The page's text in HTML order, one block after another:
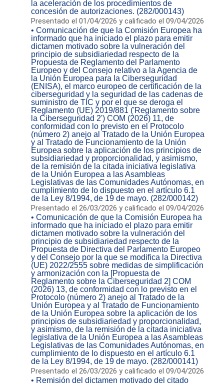
la aceleración de los procedimientos de
concesión de autorizaciones. (282/000143)
Presentado el 01/04/2026 y calificado el 09/04/2026
• Comunicación de que la Comisión Europea ha
informado que ha iniciado el plazo para emitir
dictamen motivado sobre la vulneración del
principio de subsidiariedad respecto de la
Propuesta de Reglamento del Parlamento
Europeo y del Consejo relativo a la Agencia de
la Unión Europea para la Ciberseguridad
(ENISA), el marco europeo de certificación de la
ciberseguridad y la seguridad de las cadenas de
suministro de TIC y por el que se deroga el
Reglamento (UE) 2019/881 ('Reglamento sobre
la Ciberseguridad 2') COM (2026) 11, de
conformidad con lo previsto en el Protocolo
(número 2) anejo al Tratado de la Unión Europea
y al Tratado de Funcionamiento de la Unión
Europea sobre la aplicación de los principios de
subsidiariedad y proporcionalidad, y asimismo,
de la remisión de la citada iniciativa legislativa
de la Unión Europea a las Asambleas
Legislativas de las Comunidades Autónomas, en
cumplimiento de lo dispuesto en el artículo 6.1
de la Ley 8/1994, de 19 de mayo. (282/000142)
Presentado el 26/03/2026 y calificado el 09/04/2026
• Comunicación de que la Comisión Europea ha
informado que ha iniciado el plazo para emitir
dictamen motivado sobre la vulneración del
principio de subsidiariedad respecto de la
Propuesta de Directiva del Parlamento Europeo
y del Consejo por la que se modifica la Directiva
(UE) 2022/2555 sobre medidas de simplificación
y armonización con la [Propuesta de
Reglamento sobre la Ciberseguridad 2] COM
(2026) 13, de conformidad con lo previsto en el
Protocolo (número 2) anejo al Tratado de la
Unión Europea y al Tratado de Funcionamiento
de la Unión Europea sobre la aplicación de los
principios de subsidiariedad y proporcionalidad,
y asimismo, de la remisión de la citada iniciativa
legislativa de la Unión Europea a las Asambleas
Legislativas de las Comunidades Autónomas, en
cumplimiento de lo dispuesto en el artículo 6.1
de la Ley 8/1994, de 19 de mayo. (282/000141)
Presentado el 26/03/2026 y calificado el 09/04/2026
• Remisión del dictamen motivado del citado